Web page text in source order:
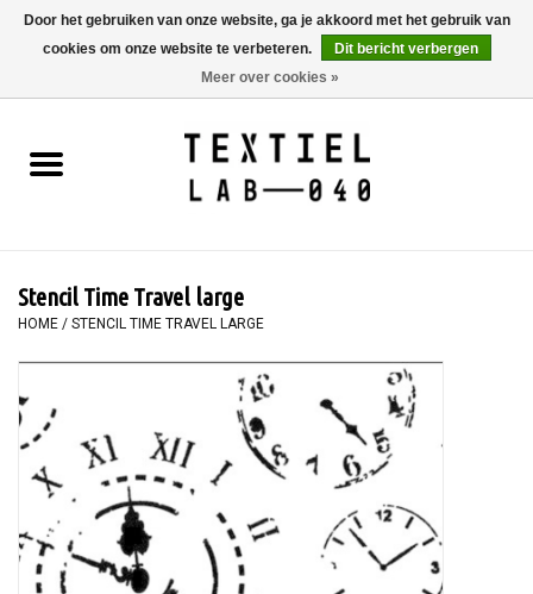
0 Artikelen - €0,00
BOEKEN
SCHILDEREN
WORKSHOPS
TOOLS
Stencil Time Travel large
HOME / STENCIL TIME TRAVEL LARGE
Door het gebruiken van onze website, ga je akkoord met het gebruik van
cookies om onze website te verbeteren.
Dit bericht verbergen
Meer over cookies »